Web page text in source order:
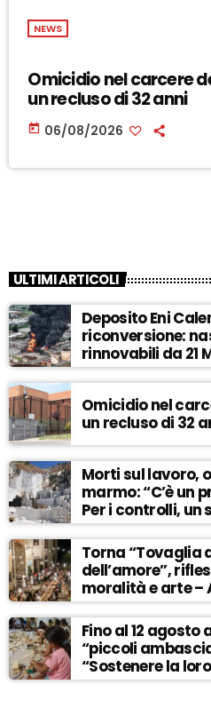
NEWS
Omicidio nel carcere
un recluso di 32 anni
today 06/08/2026
ULTIMI ARTICOLI
Deposito Eni
riconversione:
rinnovabili da 21
Omicidio nel
un recluso di 32
Morti sul lavoro,
marmo: “C’è un
Per i controlli, un
ASCOLTA
Torna “Tovaglia
dell’amore”,
moralità e arte –
Fino al 12 agosto
“piccoli
“Sostenere la
sempre più